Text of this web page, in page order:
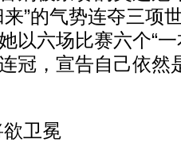
”的气势连夺三项
以六场比赛六个“
冠，宣告自己依然
卫冕